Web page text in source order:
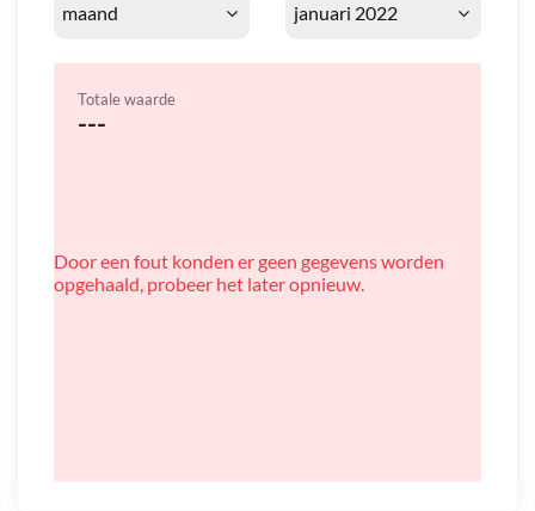
Totale waarde
---
Door een fout konden er geen gegevens worden
opgehaald, probeer het later opnieuw.